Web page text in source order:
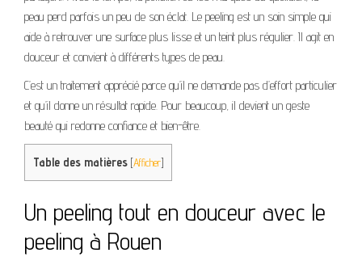
peau perd parfois un peu de son éclat. Le peeling est un soin simple qui
aide à retrouver une surface plus lisse et un teint plus régulier. Il agit en
douceur et convient à différents types de peau.
C’est un traitement apprécié parce qu’il ne demande pas d’effort particulier
et qu’il donne un résultat rapide. Pour beaucoup, il devient un geste
beauté qui redonne confiance et bien-être.
Table des matières [Afficher]
Un peeling tout en douceur avec le
peeling à Rouen